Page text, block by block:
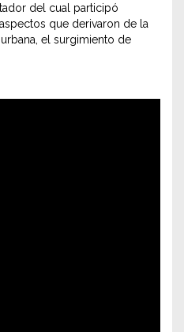
del cual participó
que derivaron de la
el surgimiento de